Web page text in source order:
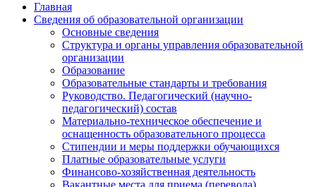
Главная
Сведения об образовательной организации
Основные сведения
Структура и органы управления образовательной
организации
Образование
Образовательные стандарты и требования
Руководство. Педагогический (научно-
педагогический) состав
Материально-техническое обеспечение и
оснащенность образовательного процесса
Стипендии и меры поддержки обучающихся
Платные образовательные услуги
Финансово-хозяйственная деятельность
Вакантные места для приема (перевода)